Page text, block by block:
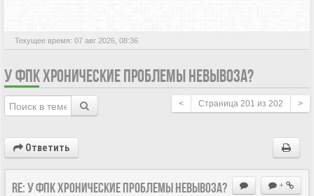
Текущее время: 07 авг 2026, 08:36
У ФПК ХРОНИЧЕСКИЕ ПРОБЛЕМЫ НЕВЫВОЗА?
< Страница 201 из 202 >
Ответить
+
Re: У ФПК хронические проблемы невывоза?